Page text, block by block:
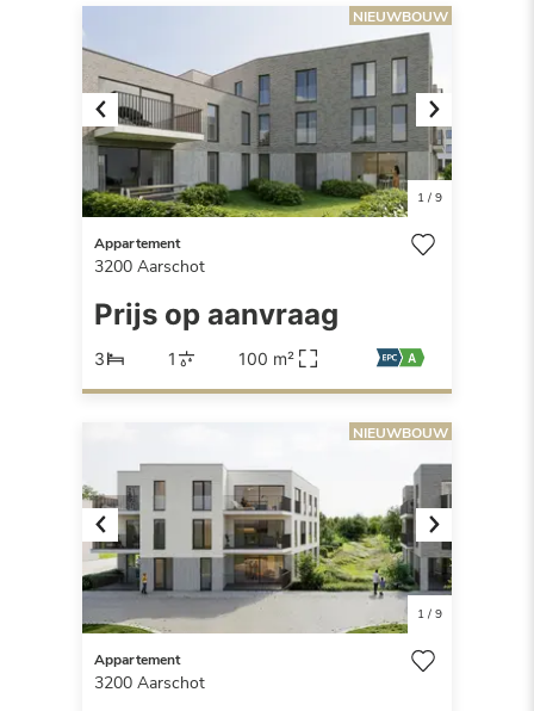
Previous Next
1/ 9
NIEUWBOUW
Appartement
3200 Aarschot
Prijs op aanvraag
3 1 100 m²
Previous Next
1/ 9
NIEUWBOUW
Appartement
3200 Aarschot